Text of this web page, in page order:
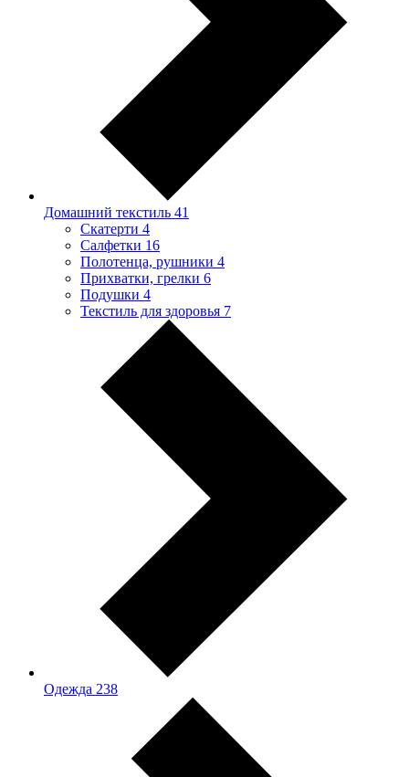
Домашний текстиль 41
Скатерти 4
Салфетки 16
Полотенца, рушники 4
Прихватки, грелки 6
Подушки 4
Текстиль для здоровья 7
Одежда 238